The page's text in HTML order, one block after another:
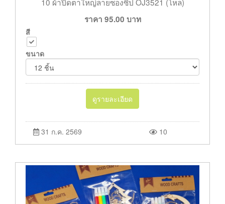
ราคา 95.00 บาท
สี
ขนาด
ดูรายละเอียด
31 ก.ค. 2569 10